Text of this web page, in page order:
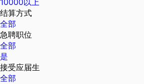
10000以上
结算方式
全部
急聘职位
全部
是
接受应届生
全部